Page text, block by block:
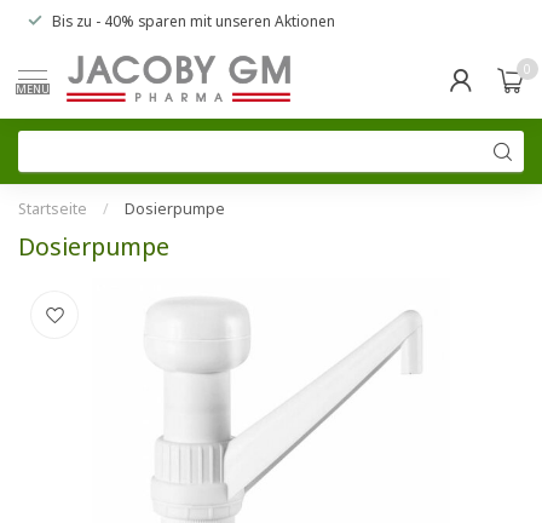
Bis zu - 40% sparen mit unseren Aktionen
MENU
0
Startseite / Dosierpumpe
Dosierpumpe